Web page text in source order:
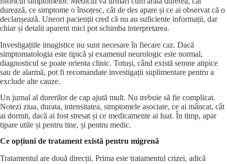
durează, ce simptome o însoțesc, cât de des apare și ce ai observat că o
declanșează. Uneori pacienții cred că nu au suficiente informații, dar
chiar și detalii aparent mici pot schimba interpretarea.
Investigațiile imagistice nu sunt necesare în fiecare caz. Dacă
simptomatologia este tipică și examenul neurologic este normal,
diagnosticul se poate orienta clinic. Totuși, când există semne atipice
sau de alarmă, pot fi recomandate investigații suplimentare pentru a
exclude alte cauze.
Un jurnal al durerilor de cap ajută mult. Nu trebuie să fie complicat.
Notezi ziua, durata, intensitatea, simptomele asociate, ce ai mâncat, cât
ai dormit, dacă ai fost stresat și ce medicamente ai luat. În timp, apar
tipare utile și pentru tine, și pentru medic.
Ce opțiuni de tratament există pentru migrenă
Tratamentul are două direcții. Prima este tratamentul crizei, adică